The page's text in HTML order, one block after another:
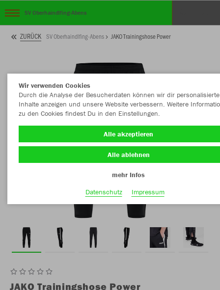
SV Oberhaindlfing-Abens
ZURÜCK SV Oberhaindlfing-Abens JAKO Trainingshose Power
JAKO Trainingshose Power
Wir verwenden Cookies
Durch die Analyse der Besucherdaten können wir dir personalisierte
Inhalte anzeigen und unsere Website verbessern. Weitere
zu den Cookies findest Du in den Einstellungen.
Alle akzeptieren
Alle ablehnen
mehr Infos
Datenschutz
Impressum